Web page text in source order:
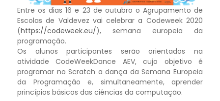
Entre os dias 16 e 23 de outubro o Agrupamento de
Escolas de Valdevez vai celebrar a Codeweek 2020
(https://codeweek.eu/), semana europeia da
programação.
Os alunos participantes serão orientados na
atividade CodeWeekDance AEV, cujo objetivo é
programar no Scratch a dança da Semana Europeia
da Programação e, simultaneamente, aprender
princípios básicos das ciências da computação.